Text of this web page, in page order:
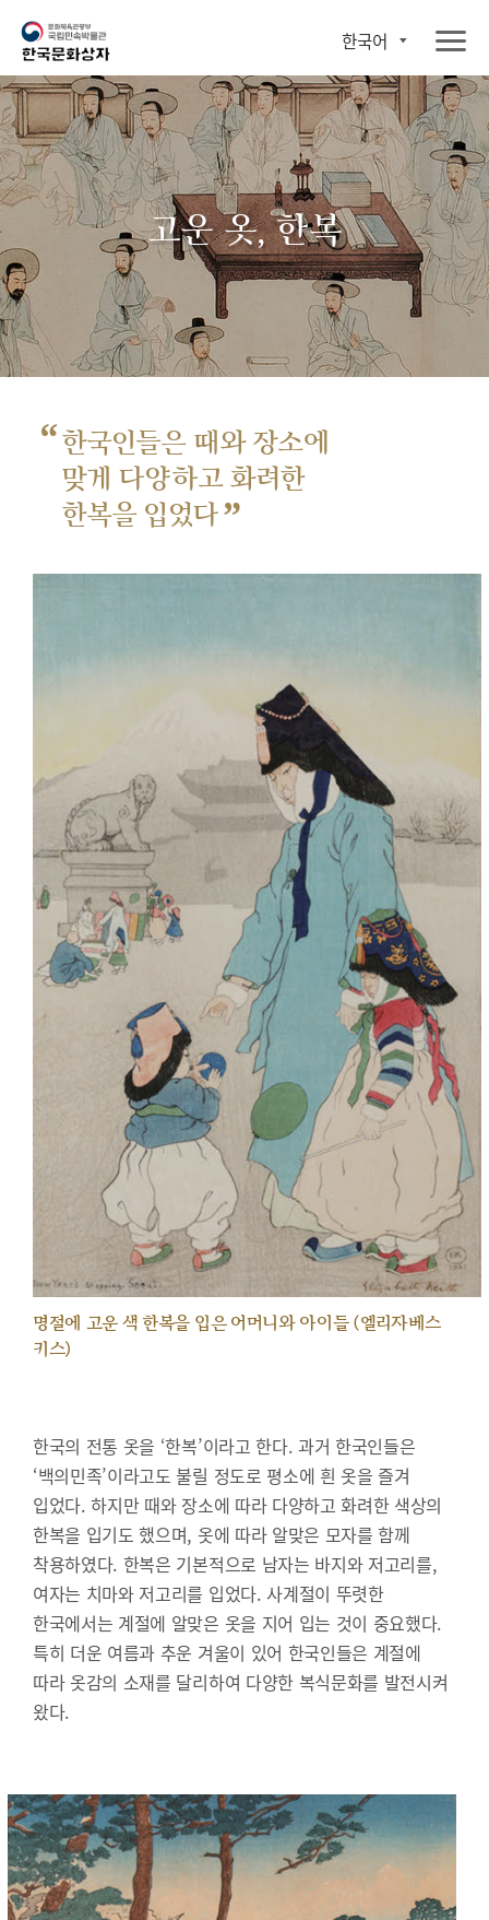
한국어
고운 옷, 한복
“한국인들은 때와 장소에
맞게 다양하고 화려한
한복을 입었다”
명절에 고운 색 한복을 입은 어머니와 아이들 (엘리자베스
키스)
한국의 전통 옷을 ‘한복’이라고 한다. 과거 한국인들은
‘백의민족’이라고도 불릴 정도로 평소에 흰 옷을 즐겨
입었다. 하지만 때와 장소에 따라 다양하고 화려한 색상의
한복을 입기도 했으며, 옷에 따라 알맞은 모자를 함께
착용하였다. 한복은 기본적으로 남자는 바지와 저고리를,
여자는 치마와 저고리를 입었다. 사계절이 뚜렷한
한국에서는 계절에 알맞은 옷을 지어 입는 것이 중요했다.
특히 더운 여름과 추운 겨울이 있어 한국인들은 계절에
따라 옷감의 소재를 달리하여 다양한 복식문화를 발전시켜
왔다.